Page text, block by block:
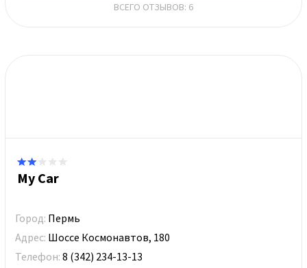
ВСЕГО ОТЗЫВОВ: 6
My Car
Город: Пермь
Адрес: Шоссе Космонавтов, 180
Телефон: 8 (342) 234-13-13